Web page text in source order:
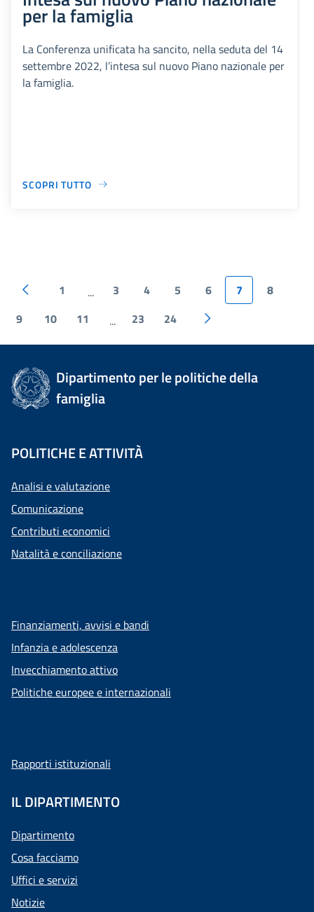
per la famiglia
La Conferenza unificata ha sancito, nella seduta del 14
settembre 2022, l’intesa sul nuovo Piano nazionale per
la famiglia.
SCOPRI TUTTO
1 ... 3 4 5 6 7
8
9
10 11 ... 23 24
Dipartimento per le politiche della
famiglia
POLITICHE E ATTIVITÀ
Analisi e valutazione
Comunicazione
Contributi economici
Natalità e conciliazione
Finanziamenti, avvisi e bandi
Infanzia e adolescenza
Invecchiamento attivo
Politiche europee e internazionali
Rapporti istituzionali
IL DIPARTIMENTO
Dipartimento
Cosa facciamo
Uffici e servizi
Notizie